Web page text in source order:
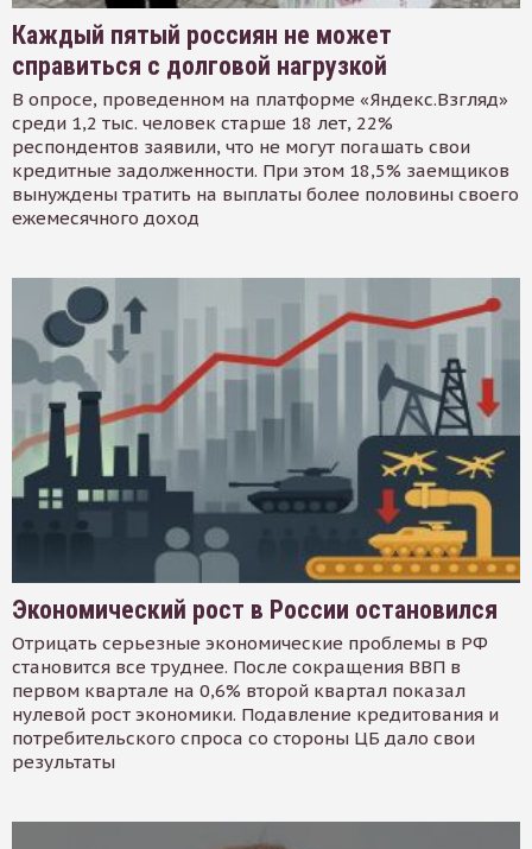
Каждый пятый россиян не может
справиться с долговой нагрузкой
В опросе, проведенном на платформе «Яндекс.Взгляд»
среди 1,2 тыс. человек старше 18 лет, 22%
респондентов заявили, что не могут погашать свои
кредитные задолженности. При этом 18,5% заемщиков
вынуждены тратить на выплаты более половины своего
ежемесячного доход
Экономический рост в России остановился
Отрицать серьезные экономические проблемы в РФ
становится все труднее. После сокращения ВВП в
первом квартале на 0,6% второй квартал показал
нулевой рост экономики. Подавление кредитования и
потребительского спроса со стороны ЦБ дало свои
результаты